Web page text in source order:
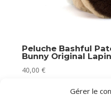
Gérer le
Peluche Bashful
Bunny Original
40,00 €